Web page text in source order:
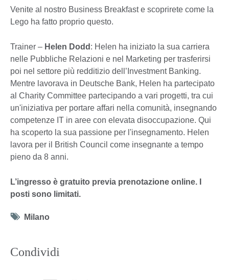
Venite al nostro Business Breakfast e scoprirete come la
Lego ha fatto proprio questo.
Trainer – Helen Dodd : Helen ha iniziato la sua carriera
nelle Pubbliche Relazioni e nel Marketing per trasferirsi
poi nel settore più redditizio dell’Investment Banking.
Mentre lavorava in Deutsche Bank, Helen ha partecipato
al Charity Committee partecipando a vari progetti, tra cui
un'iniziativa per portare affari nella comunità, insegnando
competenze IT in aree con elevata disoccupazione. Qui
ha scoperto la sua passione per l'insegnamento. Helen
lavora per il British Council come insegnante a tempo
pieno da 8 anni.
L’ingresso è gratuito previa prenotazione online. I
posti sono limitati.
Tag
Milano
Condividi